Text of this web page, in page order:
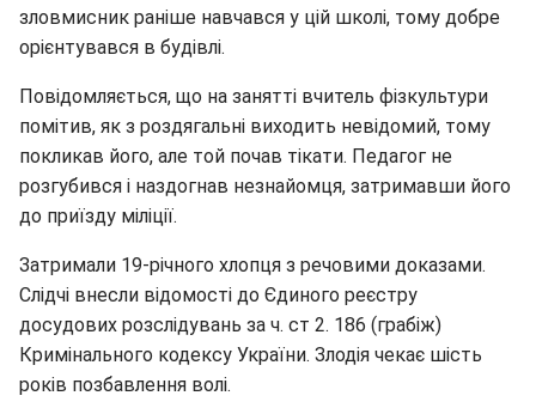
зловмисник раніше навчався у цій школі, тому добре
орієнтувався в будівлі.
Повідомляється, що на занятті вчитель фізкультури
помітив, як з роздягальні виходить невідомий, тому
покликав його, але той почав тікати. Педагог не
розгубився і наздогнав незнайомця, затримавши його
до приїзду міліції.
Затримали 19-річного хлопця з речовими доказами.
Слідчі внесли відомості до Єдиного реєстру
досудових розслідувань за ч. ст 2. 186 (грабіж)
Кримінального кодексу України. Злодія чекає шість
років позбавлення волі.